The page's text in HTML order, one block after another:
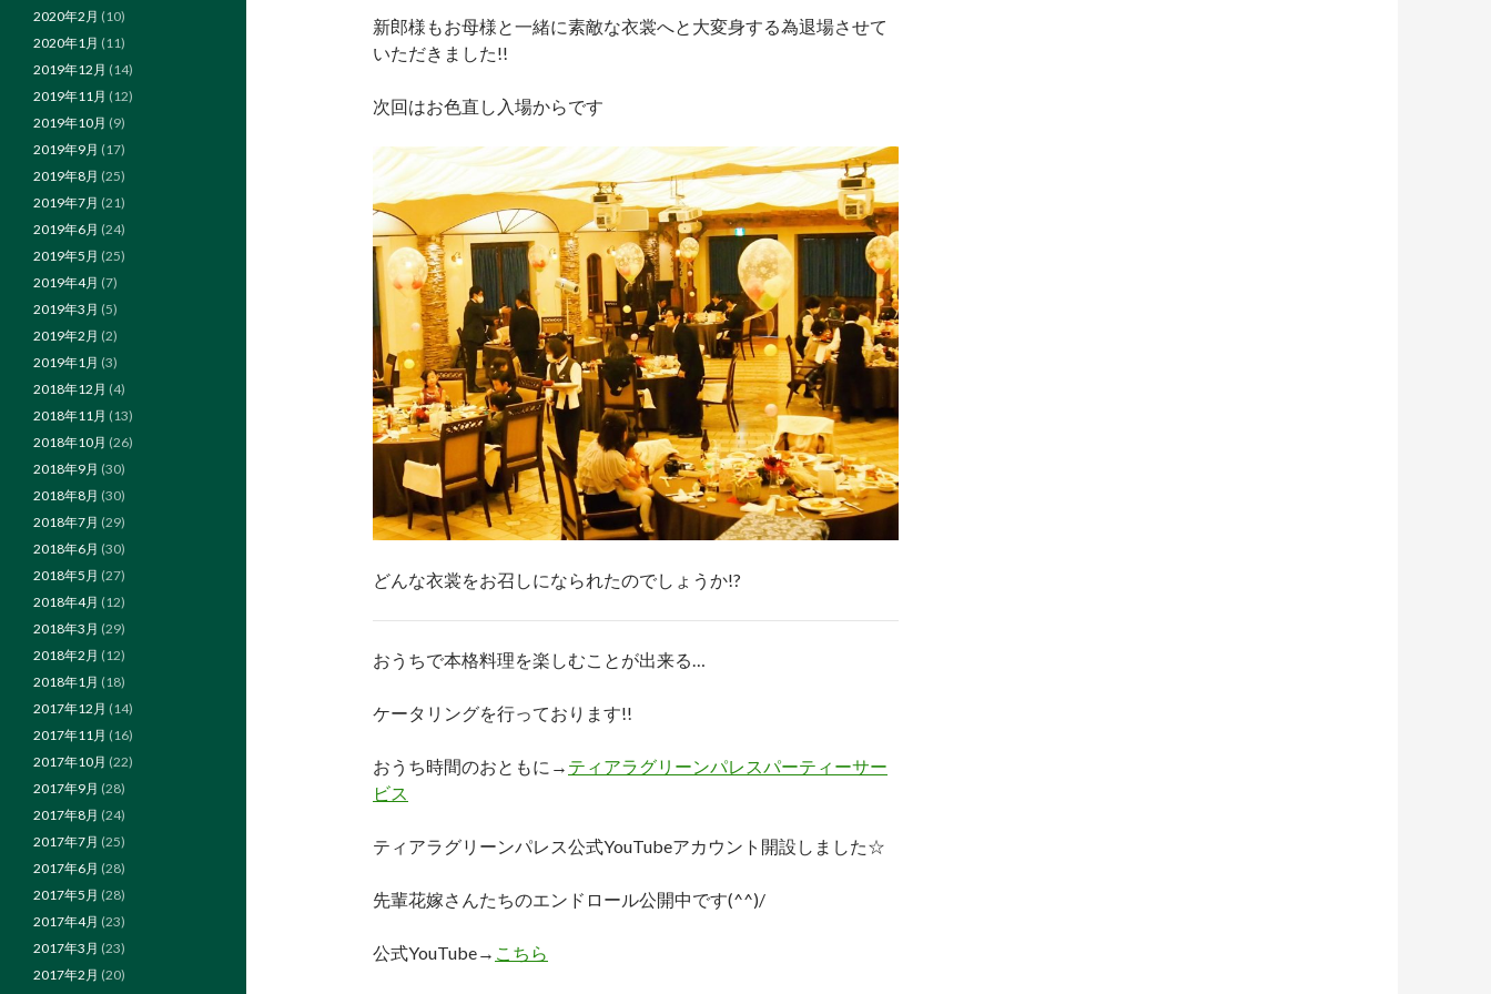
新郎様もお母様と一緒に素敵な衣裳へと大変身する為退場させて
いただきました!!
次回はお色直し入場からです
どんな衣裳をお召しになられたのでしょうか!?
おうちで本格料理を楽しむことが出来る…
ケータリングを行っております!!
おうち時間のおともに→ ティアラグリーンパレスパーティーサー
ビス
ティアラグリーンパレス公式YouTubeアカウント開設しました☆
先輩花嫁さんたちのエンドロール公開中です(^^)/
公式YouTube→ こちら
2020年2月 (10)
2020年1月 (11)
2019年12月 (14)
2019年11月 (12)
2019年10月 (9)
2019年9月 (17)
2019年8月 (25)
2019年7月 (21)
2019年6月 (24)
2019年5月 (25)
2019年4月 (7)
2019年3月 (5)
2019年2月 (2)
2019年1月 (3)
2018年12月 (4)
2018年11月 (13)
2018年10月 (26)
2018年9月 (30)
2018年8月 (30)
2018年7月 (29)
2018年6月 (30)
2018年5月 (27)
2018年4月 (12)
2018年3月 (29)
2018年2月 (12)
2018年1月 (18)
2017年12月 (14)
2017年11月 (16)
2017年10月 (22)
2017年9月 (28)
2017年8月 (24)
2017年7月 (25)
2017年6月 (28)
2017年5月 (28)
2017年4月 (23)
2017年3月 (23)
2017年2月 (20)